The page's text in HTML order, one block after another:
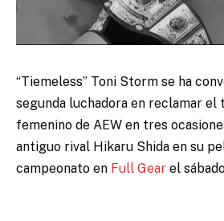
“Tiemeless” Toni Storm se ha
segunda luchadora en reclamar el
femenino de AEW en tres
antiguo rival Hikaru Shida en su
campeonato en Full Gear el